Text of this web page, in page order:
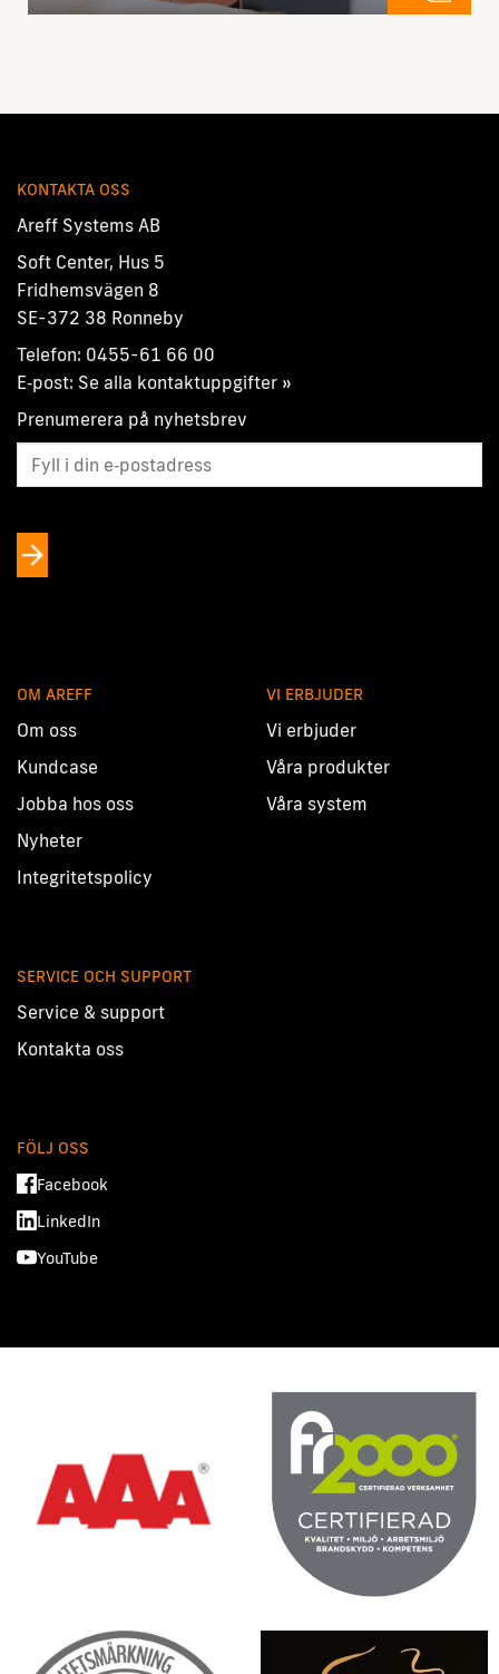
KONTAKTA OSS
Areff Systems AB
Soft Center, Hus 5
Fridhemsvägen 8
SE-372 38 Ronneby
Telefon: 0455-61 66 00
E‑post: Se alla kontaktuppgifter »
Prenumerera på nyhetsbrev
OM AREFF
Om oss
Kundcase
Jobba hos oss
Nyheter
Integritetspolicy
VI ERBJUDER
Vi erbjuder
Våra produkter
Våra system
SERVICE OCH SUPPORT
Service & support
Kontakta oss
FÖLJ OSS
Facebook
LinkedIn
YouTube